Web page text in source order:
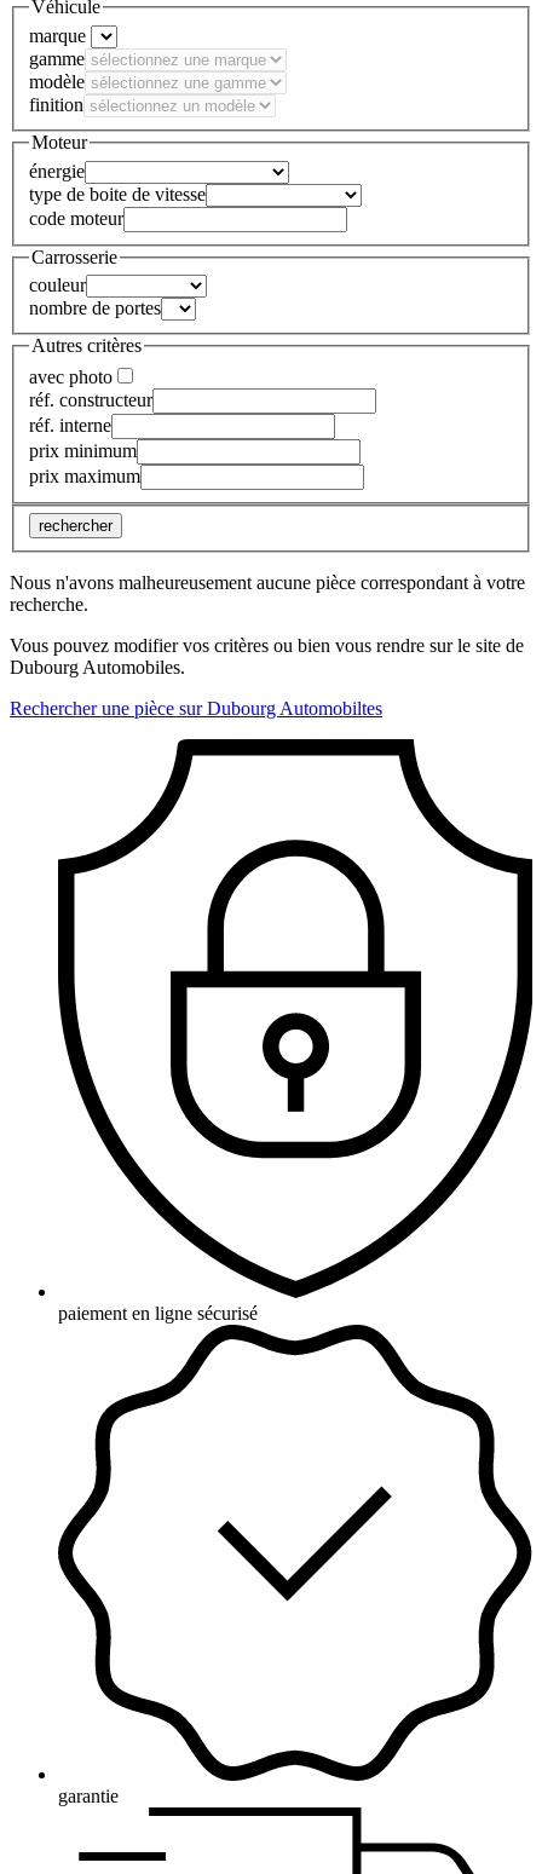
Véhicule
marque
gamme
modèle
finition
Moteur
énergie
type de boite de vitesse
code moteur
Carrosserie
couleur
nombre de portes
Autres critères
avec photo
réf. constructeur
réf. interne
prix minimum
prix maximum
rechercher
Nous n'avons malheureusement aucune pièce correspondant à votre
recherche.
Vous pouvez modifier vos critères ou bien vous rendre sur le site de
Dubourg Automobiles.
Rechercher une pièce sur Dubourg Automobiltes
paiement en ligne sécurisé
garantie